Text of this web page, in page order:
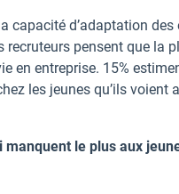
capacité d’adaptation des
recruteurs pensent que la
en entreprise. 15%
les jeunes qu’ils voient
le plus aux